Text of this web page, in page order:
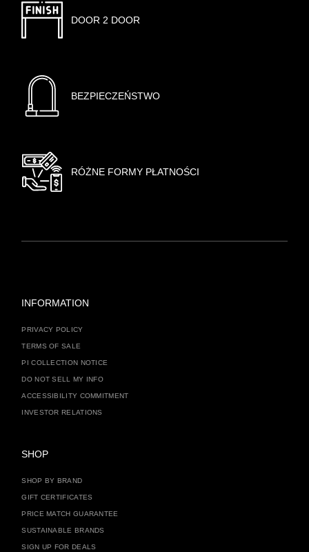
DOOR 2 DOOR
BEZPIECZEŃSTWO
RÓŻNE FORMY PŁATNOŚCI
INFORMATION
PRIVACY POLICY
TERMS OF SALE
PI COLLECTION NOTICE
DO NOT SELL MY INFO
ACCESSIBILITY COMMITMENT
INVESTOR RELATIONS
SHOP
SHOP BY BRAND
GIFT CERTIFICATES
PRICE MATCH GUARANTEE
SUSTAINABLE BRANDS
SIGN UP FOR DEALS